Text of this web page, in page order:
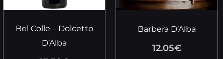
Bel Colle – Dolcetto
D’Alba
Barbera D’Alba
12.05€